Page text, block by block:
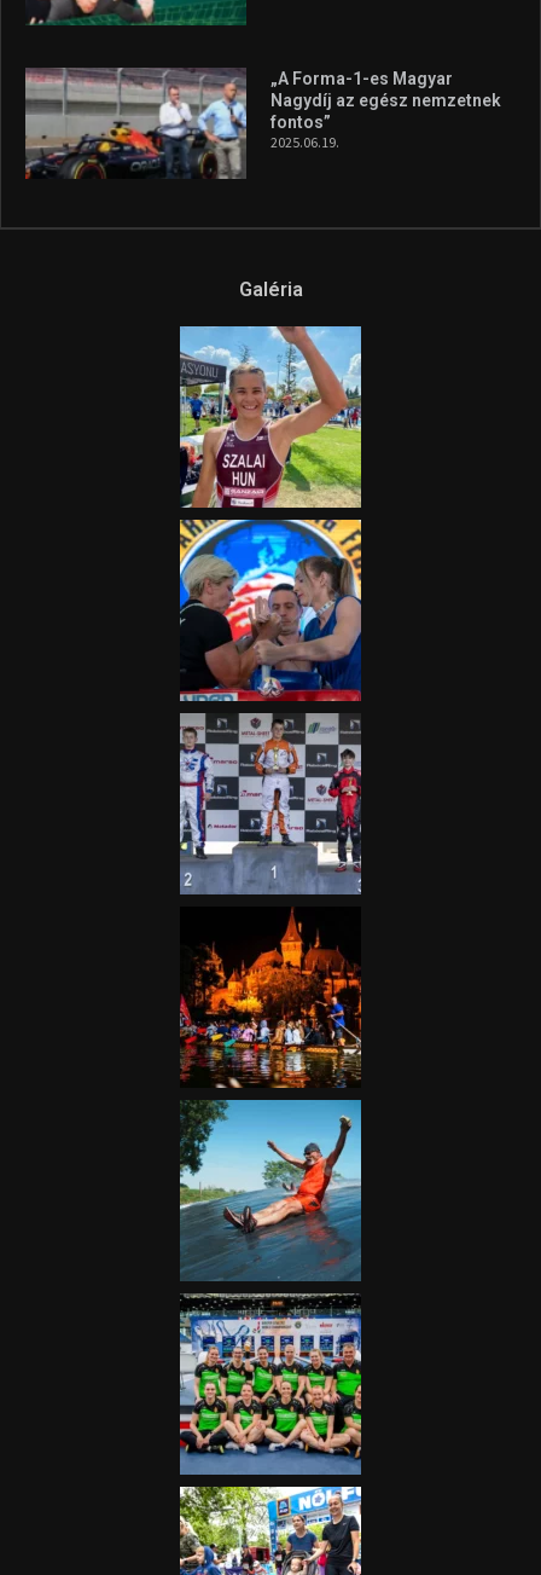
„A Forma-1-es Magyar
Nagydíj az egész nemzetnek
fontos”
2025.06.19.
Galéria